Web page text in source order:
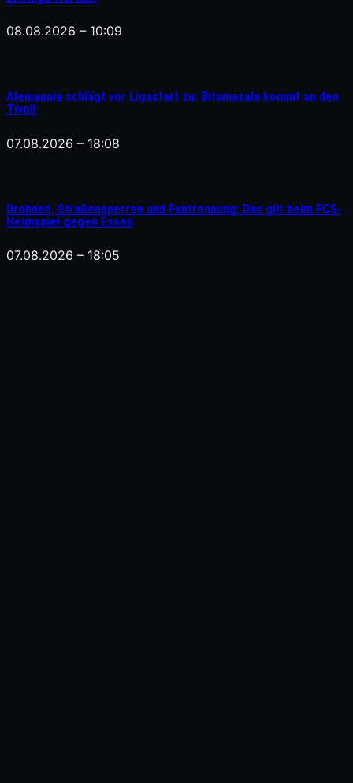
08.08.2026 – 10:09
Alemannia schlägt vor Ligastart zu: Bitumazala kommt an den
Tivoli
07.08.2026 – 18:08
Drohnen, Straßensperren und Fantrennung: Das gilt beim FCS-
Heimspiel gegen Essen
07.08.2026 – 18:05